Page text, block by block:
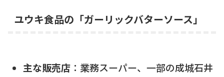
ユウキ食品の「ガーリックバターソース」
主な販売店：業務スーパー、一部の成城石井